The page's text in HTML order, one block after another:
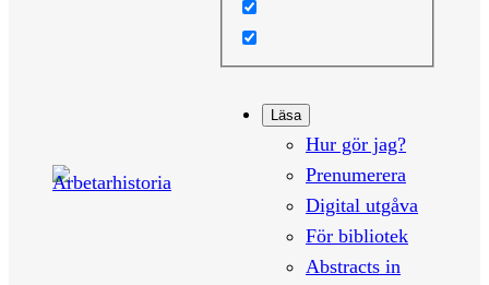
Läsa
Hur gör jag?
Prenumerera
Digital utgåva
För bibliotek
Abstracts in